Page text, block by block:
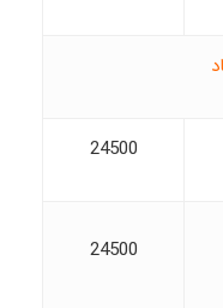
24500
24500